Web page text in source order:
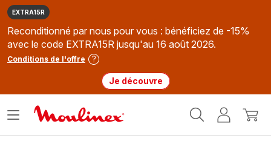
EXTRA15R
Reconditionné par nous pour vous : bénéficiez de -15%
avec le code EXTRA15R jusqu'au 16 août 2026.
Conditions de l'offre
Je découvre
MonMon
Ouvrir